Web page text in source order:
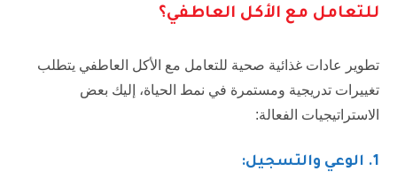
للتعامل مع الأكل العاطفي؟
تطوير عادات غذائية صحية للتعامل مع الأكل العاطفي يتطلب
تغييرات تدريجية ومستمرة في نمط الحياة، إليك بعض
الاستراتيجيات الفعالة:
1. الوعي والتسجيل: